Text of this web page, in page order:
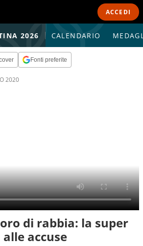
ACCEDI
2026 CALENDARIO
Fonti preferite
2020
di rabbia: la super
accuse